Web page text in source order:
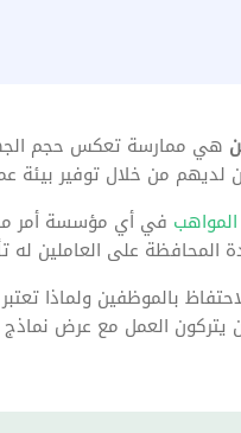
هي ممارسة تعكس حجم
لديهم من خلال توفير
في أي مؤسسة أمر
المحافظة على العاملين
بالموظفين ولماذا
يتركون العمل مع عرض